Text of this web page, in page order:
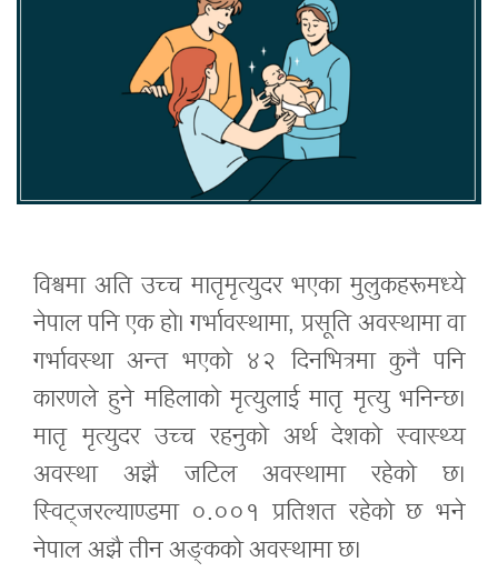
विश्वमा अति उच्च मातृमृत्युदर भएका मुलुकहरूमध्ये
नेपाल पनि एक हो। गर्भावस्थामा, प्रसूति अवस्थामा वा
गर्भावस्था अन्त भएको ४२ दिनभित्रमा कुनै पनि
कारणले हुने महिलाको मृत्युलाई मातृ मृत्यु भनिन्छ।
मातृ मृत्युदर उच्च रहनुको अर्थ देशको स्वास्थ्य
अवस्था अझै जटिल अवस्थामा रहेको छ।
स्विट्जरल्याण्डमा ०.००१ प्रतिशत रहेको छ भने
नेपाल अझै तीन अङ्कको अवस्थामा छ।